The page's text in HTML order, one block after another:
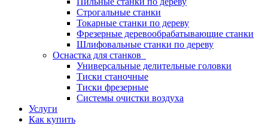
Строгальные станки
Токарные станки по дереву
Фрезерные деревообрабатывающие станки
Шлифовальные станки по дереву
Оснастка для станков
Универсальные делительные головки
Тиски станочные
Тиски фрезерные
Системы очистки воздуха
Услуги
Как купить